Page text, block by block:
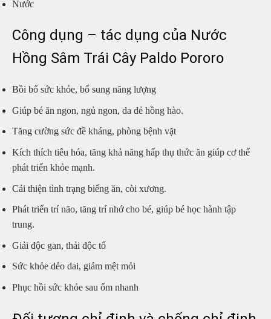
Nước
Công dụng – tác dụng của Nước
Hồng Sâm Trái Cây Paldo Pororo
Bồi bổ sức khỏe, bổ sung năng lượng
Giúp bé ăn ngon, ngủ ngon, da dẻ hồng hào.
Tăng cường sức đề kháng, phòng bệnh vặt
Kích thích tiêu hóa, tăng khả năng hấp thụ thức ăn giúp cơ thể
phát triển khỏe mạnh.
Cải thiện tình trạng biếng ăn, còi xương.
Phát triển trí não, tăng trí nhớ cho bé, giúp bé học hành tập
trung.
Giải độc gan, thải độc tố
Sức khỏe dẻo dai, giảm mệt mỏi
Phục hồi sức khỏe sau ốm nhanh